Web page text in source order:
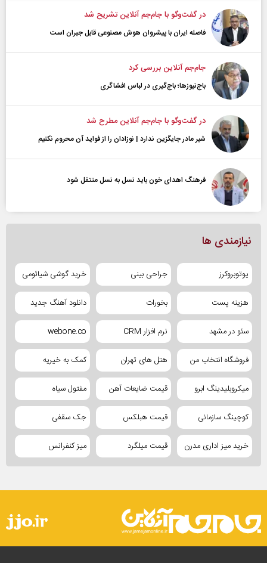
در گفت‌و‌گو با جام‌جم آنلاین تشریح شد
فاصله ایران با پیشرو‌ان هوش مصنوعی قابل جبران است
جام‌جم آنلاین بررسی کرد
باج‌نیوزها؛ باج‌گیری در لباس افشاگری
در گفت‌و‌گو با جام‌جم آنلاین مطرح شد
شیر مادر جایگزین ندارد | نوزادان را از فواید آن محروم نکنیم
فرهنگ اهدای خون باید نسل به نسل منتقل شود
نیازمندی ها
یوتوبروکرز جراحی بینی خرید گوشی شیائومی
هزینه پست بخورات دانلود آهنگ جدید
سئو در مشهد نرم افزار CRM webone.co
فروشگاه انتخاب من هتل های تهران کمک به خیریه
میکروبلیدینگ ابرو قیمت ضایعات آهن مفتول سیاه
کوچینگ سازمانی قیمت هبلکس جک سقفی
خرید میز اداری مدرن قیمت میلگرد میز کنفرانس